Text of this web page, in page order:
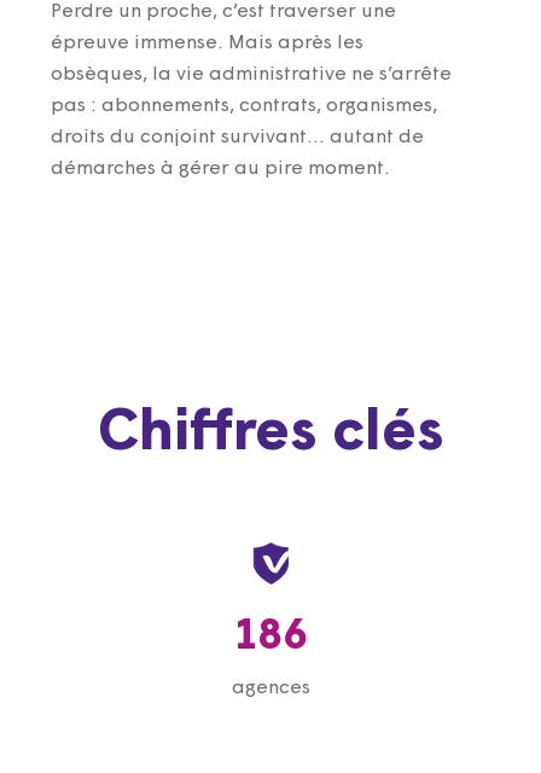
Perdre un proche, c’est traverser une
épreuve immense. Mais après les
obsèques, la vie administrative ne s’arrête
pas : abonnements, contrats, organismes,
droits du conjoint survivant… autant de
démarches à gérer au pire moment.
Chiffres clés
186
agences